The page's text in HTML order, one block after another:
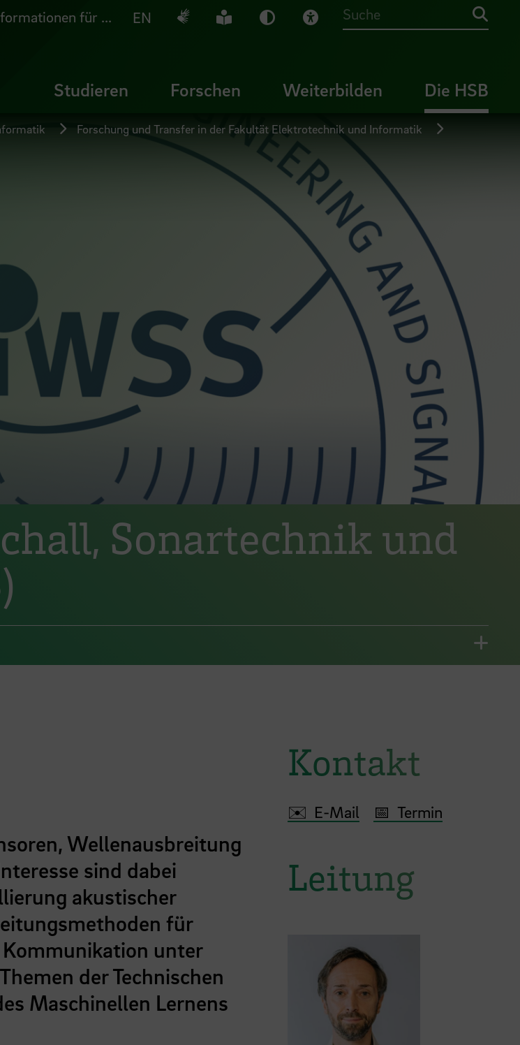
für ... EN Deutsche Gebärdensprache
Leichte Sprache
Dunkel-Modus
Visuelle Hilfe
Suche
Studieren Forschen Weiterbilden Die HSB
Forschung und Transfer in der Fakultät Elektrotechnik und Informatik
Sonartechnik und
Wellenausbreitung
sind dabei
akustischer
für
unter
der Technischen
Maschinellen Lernens
Kontakt
✉️ E-Mail 📅 Termin
Leitung